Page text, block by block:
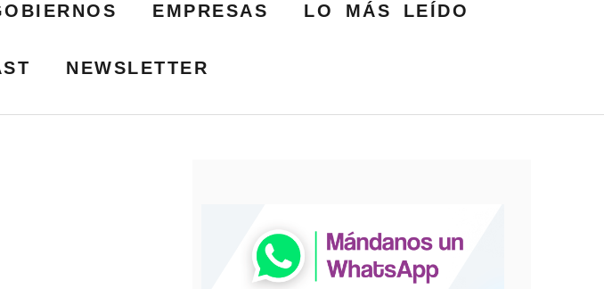
EMPRESAS LO MÁS LEÍDO
NEWSLETTER